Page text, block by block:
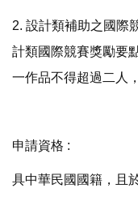
2. 設計類補助之國際
計類國際競賽獎勵要
一作品不得超過二人
申請資格 :
具中華民國國籍，且